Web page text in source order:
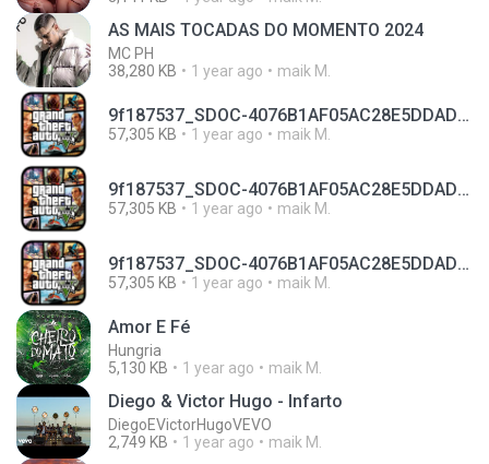
AS MAIS TOCADAS DO MOMENTO 2024
MC PH
38,280 KB
1 year ago maik M.
9f187537_SDOC-4076B1AF05AC28E5DDADC4143E59DB64-07-24-SI. (1).apk
57,305 KB 1 year ago maik M.
9f187537_SDOC-4076B1AF05AC28E5DDADC4143E59DB64-07-24-SI. (2).apk
57,305 KB 1 year ago maik M.
9f187537_SDOC-4076B1AF05AC28E5DDADC4143E59DB64-07-24-SI. (3).apk
57,305 KB 1 year ago maik M.
Amor E Fé
Hungria
5,130 KB
1 year ago maik M.
Diego & Victor Hugo - Infarto
DiegoEVictorHugoVEVO
2,749 KB
1 year ago maik M.